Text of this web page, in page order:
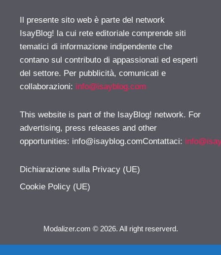
Il presente sito web è parte del network
IsayBlog! la cui rete editoriale comprende siti
tematici di informazione indipendente che
contano sul contributo di appassionati ed esperti
del settore. Per pubblicità, comunicati e
collaborazioni: info@isayblog.com
This website is part of the IsayBlog! network. For
advertising, press releases and other
opportunities: info@isayblog.comContattaci:
Dichiarazione sulla Privacy (UE)
Cookie Policy (UE)
Modalizer.com © 2026. All right reserverd.